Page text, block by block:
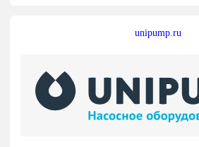
unipump.ru